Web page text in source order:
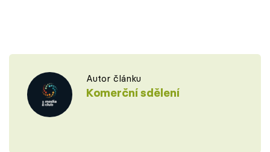
Autor článku
Komerční sdělení